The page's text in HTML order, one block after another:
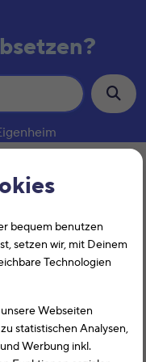
bequem benutzen
setzen wir, mit Deinem
Technologien
Webseiten
statistischen Analysen,
Werbung inkl.
in der